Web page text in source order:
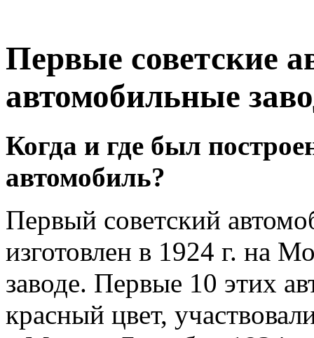
Первые советские
автомобильные
Когда и где был
автомобиль?
Первый советский
изготовлен в 1924 г. на
заводе. Первые 10 этих
красный цвет,